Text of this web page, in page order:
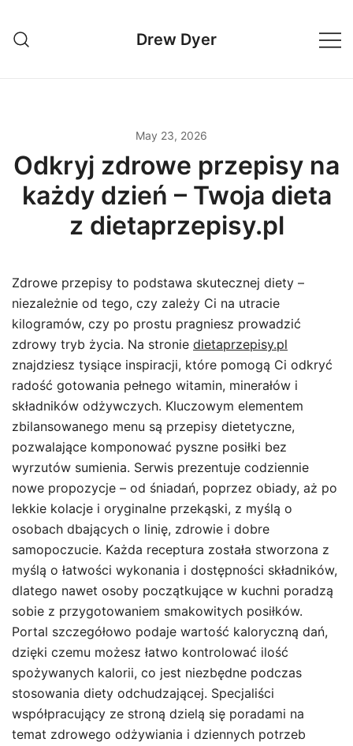
content
Drew Dyer
May 23, 2026
Odkryj zdrowe przepisy na
każdy dzień – Twoja dieta
z dietaprzepisy.pl
Zdrowe przepisy to podstawa skutecznej diety –
niezależnie od tego, czy zależy Ci na utracie
kilogramów, czy po prostu pragniesz prowadzić
zdrowy tryb życia. Na stronie dietaprzepisy.pl
znajdziesz tysiące inspiracji, które pomogą Ci odkryć
radość gotowania pełnego witamin, minerałów i
składników odżywczych. Kluczowym elementem
zbilansowanego menu są przepisy dietetyczne,
pozwalające komponować pyszne posiłki bez
wyrzutów sumienia. Serwis prezentuje codziennie
nowe propozycje – od śniadań, poprzez obiady, aż po
lekkie kolacje i oryginalne przekąski, z myślą o
osobach dbających o linię, zdrowie i dobre
samopoczucie. Każda receptura została stworzona z
myślą o łatwości wykonania i dostępności składników,
dlatego nawet osoby początkujące w kuchni poradzą
sobie z przygotowaniem smakowitych posiłków.
Portal szczegółowo podaje wartość kaloryczną dań,
dzięki czemu możesz łatwo kontrolować ilość
spożywanych kalorii, co jest niezbędne podczas
stosowania diety odchudzającej. Specjaliści
współpracujący ze stroną dzielą się poradami na
temat zdrowego odżywiania i dziennych potrzeb